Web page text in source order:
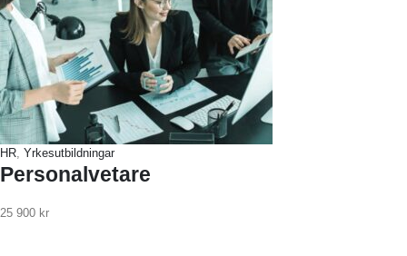
HR, Yrkesutbildningar
Personalvetare
25 900 kr